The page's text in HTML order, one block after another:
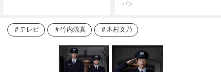
パン
テレビ 竹内涼真 木村文乃